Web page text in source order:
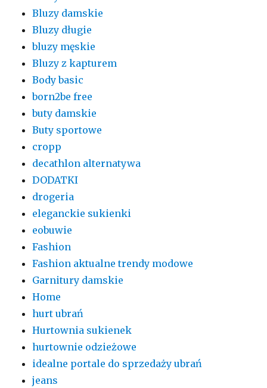
Bluzy damskie
Bluzy długie
bluzy męskie
Bluzy z kapturem
Body basic
born2be free
buty damskie
Buty sportowe
cropp
decathlon alternatywa
DODATKI
drogeria
eleganckie sukienki
eobuwie
Fashion
Fashion aktualne trendy modowe
Garnitury damskie
Home
hurt ubrań
Hurtownia sukienek
hurtownie odzieżowe
idealne portale do sprzedaży ubrań
jeans